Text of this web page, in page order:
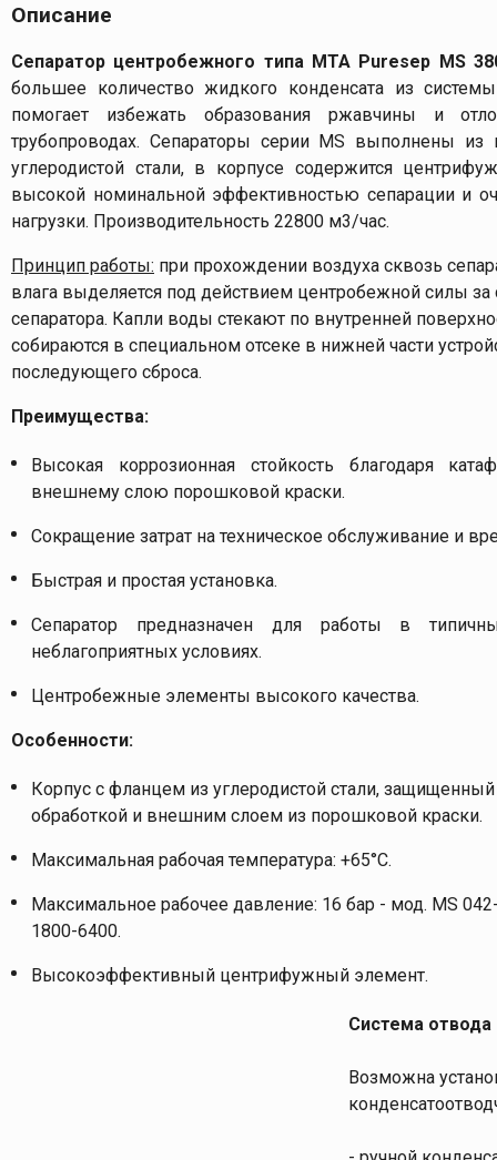
Описание
Сепаратор центробежного типа МТА Puresep MS
большее количество жидкого конденсата из
помогает избежать образования ржавчины и
трубопроводах. Сепараторы серии MS выполнены
углеродистой стали, в корпусе содержится
высокой номинальной эффективностью сепарации и
нагрузки. Производительность 22800 м3/час.
Принцип работы: при прохождении воздуха сквозь
влага выделяется под действием центробежной силы за
сепаратора. Капли воды стекают по внутренней
собираются в специальном отсеке в нижней части
последующего сброса.
Преимущества:
Высокая коррозионная стойкость благодаря
внешнему слою порошковой краски.
Сокращение затрат на техническое обслуживание и
Быстрая и простая установка.
Сепаратор предназначен для работы в
неблагоприятных условиях.
Центробежные элементы высокого качества.
Особенности:
Корпус с фланцем из углеродистой стали,
обработкой и внешним слоем из порошковой краски.
Максимальная рабочая температура: +65°C.
Максимальное рабочее давление: 16 бар - мод. MS
1800-6400.
Высокоэффективный центрифужный элемент.
Система отвода
Возможна